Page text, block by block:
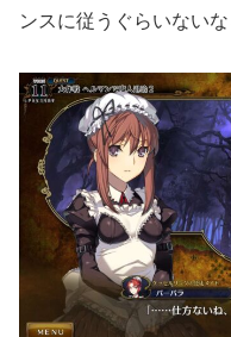
ンスに従うぐらいない